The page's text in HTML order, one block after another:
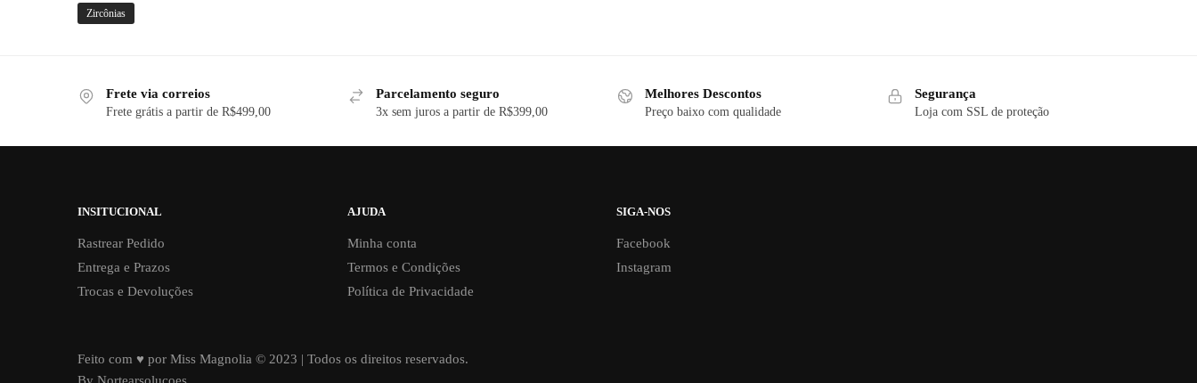
Zircônias
Frete via correios
Frete grátis a partir de R$499,00
Parcelamento seguro
3x sem juros a partir de R$399,00
Melhores Descontos
Preço baixo com qualidade
Segurança
Loja com SSL de proteção
INSITUCIONAL
Rastrear Pedido
Entrega e Prazos
Trocas e Devoluções
AJUDA
Minha conta
Termos e Condições
Política de Privacidade
SIGA-NOS
Facebook
Instagram
Feito com ♥ por Miss Magnolia © 2023 | Todos os direitos reservados.